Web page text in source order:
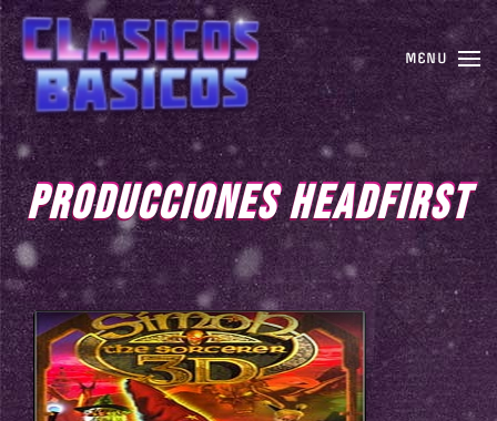
MENU
PRODUCCIONES HEADFIRST